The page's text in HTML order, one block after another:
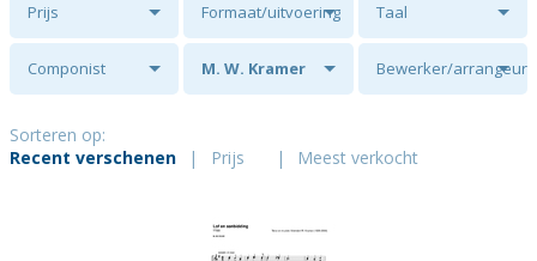
Prijs Formaat/uitvoering Taal
Componist M. W. Kramer Bewerker/arrangeur
Sorteren op:
Recent verschenen
| Prijs | Meest verkocht